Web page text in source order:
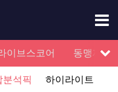
이브스코어
동맹제휴
분석픽 하이라이트